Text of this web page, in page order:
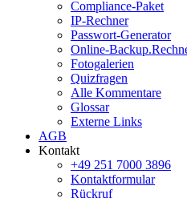
Compliance-Paket
IP-Rechner
Passwort-Generator
Online-
Fotogalerien
Quizfragen
Alle Kommentare
Glossar
Externe Links
AGB
Kontakt
+49 251 7000 3896
Kontaktformular
Rückruf